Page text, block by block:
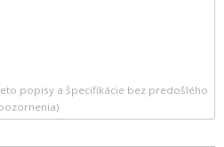
popisy a špecifikácie bez predošlého